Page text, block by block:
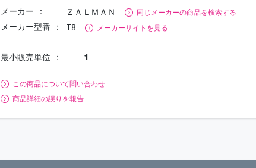
メーカー ＺＡＬＭＡＮ 同じメーカーの商品を検索する
メーカー型番 T8 メーカーサイトを見る
最小販売単位 1
この商品について問い合わせ
商品詳細の誤りを報告